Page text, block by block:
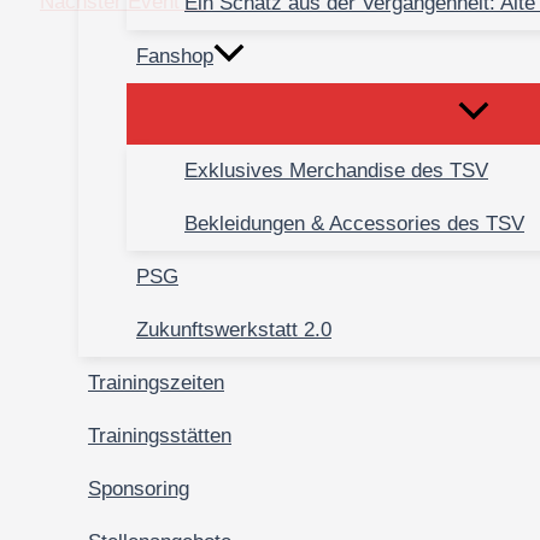
Fanshop
Exklusives Merchandise des TSV
Bekleidungen & Accessories des TSV
PSG
Zukunftswerkstatt 2.0
Trainingszeiten
Trainingsstätten
Sponsoring